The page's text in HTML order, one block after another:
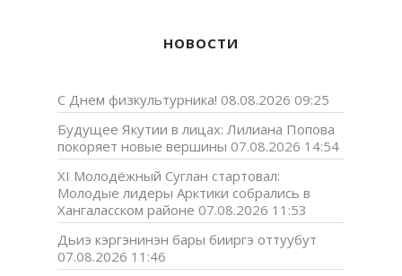
НОВОСТИ
С Днем физкультурника! 08.08.2026 09:25
Будущее Якутии в лицах: Лилиана Попова
покоряет новые вершины 07.08.2026 14:54
XI Молодёжный Суглан стартовал:
Молодые лидеры Арктики собрались в
Хангаласском районе 07.08.2026 11:53
Дьиэ кэргэнинэн бары бииргэ оттуубут
07.08.2026 11:46